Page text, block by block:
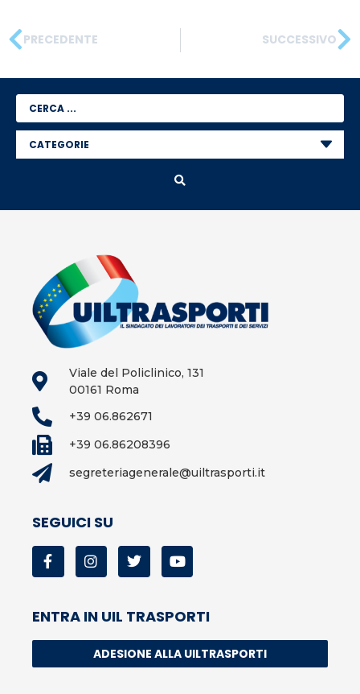
PRECEDENTE SUCCESSIVO
Viale del Policlinico, 131
00161 Roma
+39 06.862671
+39 06.86208396
segreteriagenerale@uiltrasporti.it
SEGUICI SU
ENTRA IN UIL TRASPORTI
ADESIONE ALLA UILTRASPORTI